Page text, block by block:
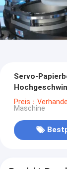
Servo-
Preis：
Maschine